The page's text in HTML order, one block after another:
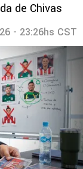
de Chivas
- 23:26hs CST